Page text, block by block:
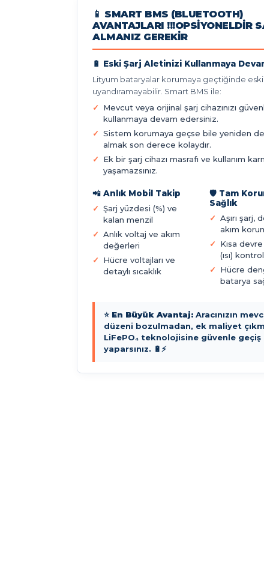
📱 SMART BMS (BLUETOOTH)
AVANTAJLARI !!!OPSIYONELDIR
ALMANIZ GEREKIR
🔋 Eski Şarj Aletinizi Kullanmaya
Lityum bataryalar korumaya geçtiğinde
uyandıramayabilir. Smart BMS ile:
Mevcut veya orijinal şarj cihazınızı
kullanmaya devam edersiniz.
Sistem korumaya geçse bile yeniden
almak son derece kolaydır.
Ek bir şarj cihazı masrafı ve kullanım
yaşamazsınız.
📲 Anlık Mobil Takip
Şarj yüzdesi (%) ve
kalan menzil
Anlık voltaj ve akım
değerleri
Hücre voltajları ve
detaylı sıcaklık
🛡️ Tam
Sağlık
Aşırı şarj,
akım
Kısa
(ısı)
Hücre
batarya
⭐ En Büyük Avantaj: Aracınızın
düzeni bozulmadan, ek maliyet
LiFePO₄ teknolojisine güvenle geçiş
yaparsınız. 🔋⚡